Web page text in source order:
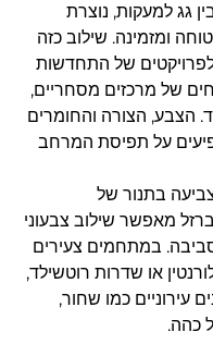
גג למעקות, נוצרת
ומזמינה. שילוב כזה
של התחדשות
של מרכזים מסחריים,
הצבע, הצורה והחומרים
על תפיסת המרחב
בתנור של
מאפשר שילוב צבעוני
במתחמים צעירים
או שדרות רוטשילד,
עירוניים כמו שחור,
כהה.